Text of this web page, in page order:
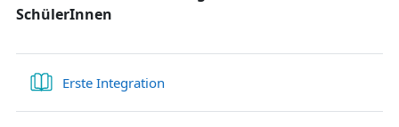
SchülerInnen
Erste Integration